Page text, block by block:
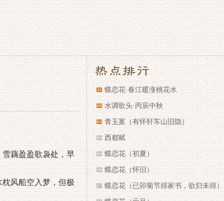
藕盈盈歌袅处，早
风船空入梦，但极
蝶恋花·春江暖涨桃花水
水调歌头·丙辰中秋
青玉案（有怀轩车山旧隐）
西都赋
蝶恋花（初夏）
蝶恋花（怀旧）
蝶恋花（已卯菊节得家书，欲归未得）